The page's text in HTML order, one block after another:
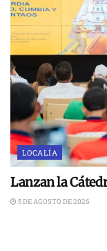
LOCALÍA
Lanzan la
5 DE AGOSTO DE 2026